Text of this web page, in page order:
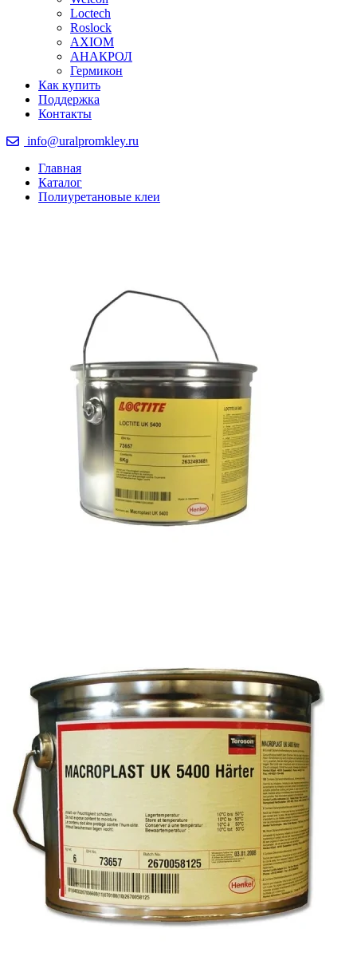
Loctech
Roslock
AXIOM
АНАКРОЛ
Гермикон
Как купить
Поддержка
Контакты
info@uralpromkley.ru
Главная
Каталог
Полиуретановые клеи